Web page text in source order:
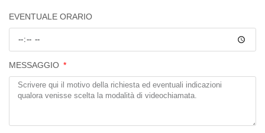
EVENTUALE ORARIO
MESSAGGIO